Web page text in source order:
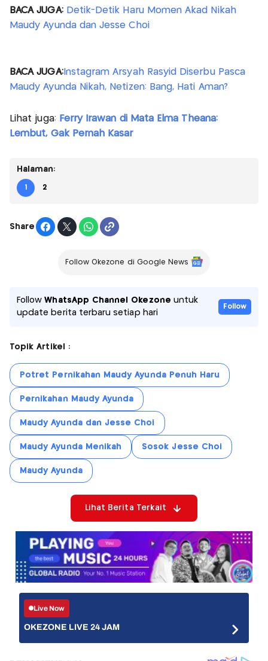
BACA JUGA:Detik-Detik Haru Momen Akad Nikah
Maudy Ayunda dan Jesse Choi
BACA JUGA:Instagram Arsyah Rasyid Diserbu Pasca
Maudy Ayunda Nikah, Netizen: Bang, Hati Aman?
Lihat juga: Ferry Irawan di Mata Elma Theana:
Lembut, Gak Pernah Kasar
Halaman:
1 2
Share
Follow Okezone di Google News
FollowWhatsApp Channel Okezone untuk
update berita terbaru setiap hari
Follow
Topik Artikel :
Potret Pernikahan Maudy Ayunda Penuh Haru
Pernikahan Maudy Ayunda
Maudy Ayunda dan Jesse Choi
Maudy Ayunda Menikah Sosok Jesse Choi
Maudy Ayunda
Lihat Berita Terkait
Live Now
OKEZONE LIVE 24 JAM